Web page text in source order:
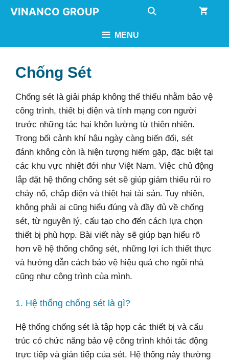
Chuyển
dung
VINANCO GROUP
MENU
Chống Sét
Chống sét là giải pháp không thể thiếu nhằm bảo vệ
công trình, thiết bị điện và tính mạng con người
trước những tác hại khôn lường từ thiên nhiên.
Trong bối cảnh khí hậu ngày càng biến đổi, sét
đánh không còn là hiện tượng hiếm gặp, đặc biệt tại
các khu vực nhiệt đới như Việt Nam. Việc chủ động
lắp đặt hệ thống chống sét sẽ giúp giảm thiểu rủi ro
cháy nổ, chập điện và thiệt hại tài sản. Tuy nhiên,
không phải ai cũng hiểu đúng và đầy đủ về chống
sét, từ nguyên lý, cấu tạo cho đến cách lựa chọn
thiết bị phù hợp. Bài viết này sẽ giúp bạn hiểu rõ
hơn về hệ thống chống sét, những lợi ích thiết thực
và hướng dẫn cách bảo vệ hiệu quả cho ngôi nhà
cũng như công trình của mình.
1. Hệ thống chống sét là gì?
Hệ thống chống sét là tập hợp các thiết bị và cấu
trúc có chức năng bảo vệ công trình khỏi tác động
trực tiếp và gián tiếp của sét. Hệ thống này thường